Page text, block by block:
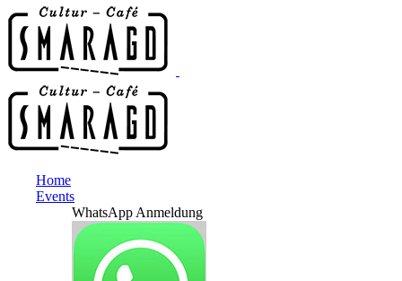
Home
Events
WhatsApp Anmeldung